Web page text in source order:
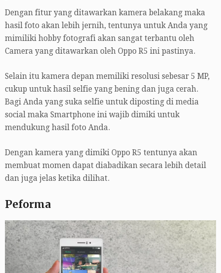
Dengan fitur yang ditawarkan kamera belakang maka
hasil foto akan lebih jernih, tentunya untuk Anda yang
mimiliki hobby fotografi akan sangat terbantu oleh
Camera yang ditawarkan oleh Oppo R5 ini pastinya.
Selain itu kamera depan memiliki resolusi sebesar 5 MP,
cukup untuk hasil selfie yang bening dan juga cerah.
Bagi Anda yang suka selfie untuk diposting di media
social maka Smartphone ini wajib dimiki untuk
mendukung hasil foto Anda.
Dengan kamera yang dimiki Oppo R5 tentunya akan
membuat momen dapat diabadikan secara lebih detail
dan juga jelas ketika dilihat.
Peforma